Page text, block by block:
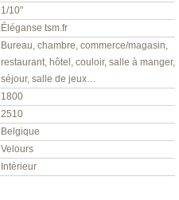
1/10"
Éléganse tsm.fr
Bureau, chambre, commerce/magasin,
restaurant, hôtel, couloir, salle à manger,
séjour, salle de jeux…
1800
2510
Belgique
Velours
Intérieur